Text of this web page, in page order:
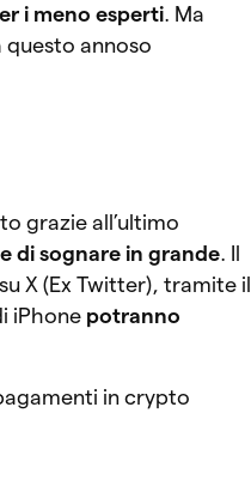
i meno esperti . Ma
questo annoso
grazie all’ultimo
di sognare in grande . Il
X (Ex Twitter), tramite il
iPhone potranno
in crypto